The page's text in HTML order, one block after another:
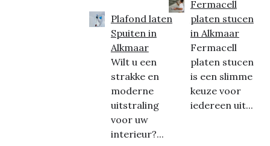
Plafond laten
Spuiten in
Alkmaar
Wilt u een
strakke en
moderne
uitstraling
voor uw
interieur?...
Fermacell
platen stucen
in Alkmaar
Fermacell
platen stucen
is een slimme
keuze voor
iedereen uit...